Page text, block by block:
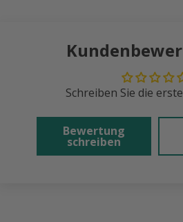
Schreiben Sie die
Bewertung
schreiben